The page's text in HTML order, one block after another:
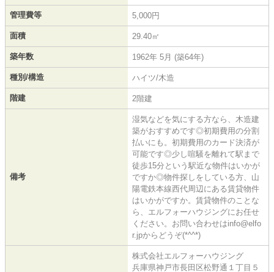
管理費等 5,000円
面積 29.40㎡
築年数 1962年 5月 (築64年)
種別/構造 ハイツ/木造
階建 2階建
備考
湿気などを気にする方なら、木造建
築がおすすめです◎初期費用の分割
払いにも。初期費用のカード決済が
可能です◎少し喧騒を離れて駅まで
徒歩15分という駅近な物件はいかが
ですか◎物件探しをしている方、山
陽電鉄本線西代周辺にある賃貸物件
はいかがですか。賃貸物件のことな
ら、エルフォーハウジングにお任せ
ください。お問い合わせはinfo@elfo
r.jpからどうぞ(*^^*)
株式会社エルフォーハウジング
兵庫県神戸市長田区松野通１丁目５